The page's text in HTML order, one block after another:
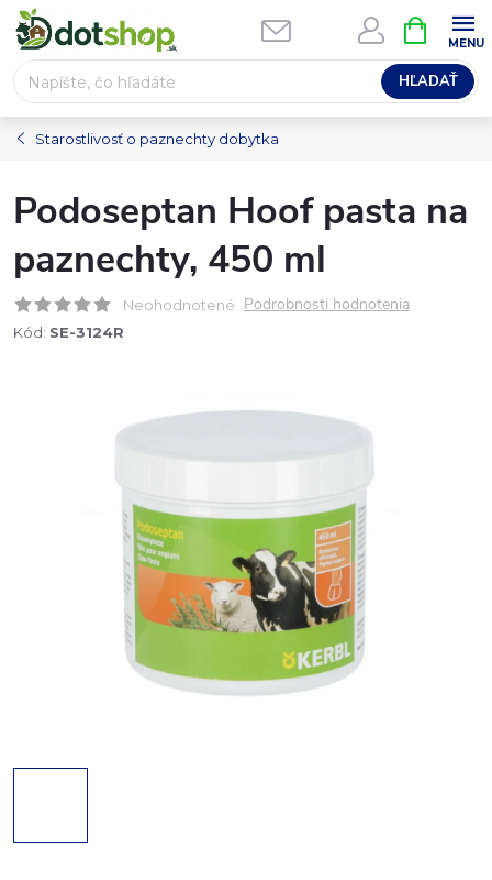
Prejsť
na
obsah
HĽADAŤ
KOŠÍK
Starostlivosť o paznechty dobytka
Podoseptan Hoof pasta na
paznechty, 450 ml
Neohodnotené Podrobnosti hodnotenia
Kód: SE-3124R